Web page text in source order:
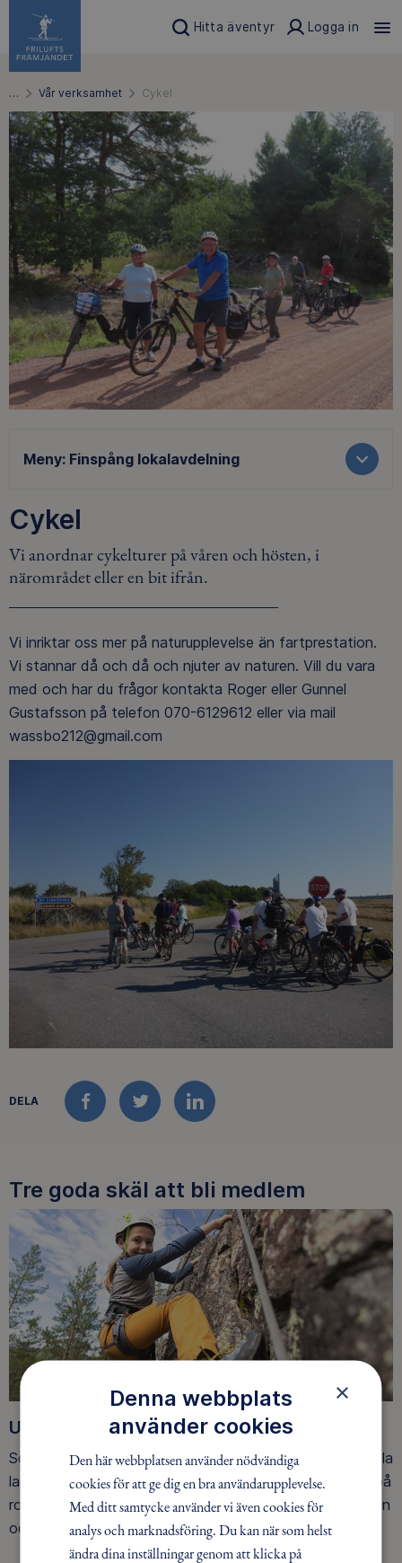
Hitta äventyr Logga in
… Vår verksamhet Cykel
Meny: Finspång lokalavdelning
Cykel
Vi anordnar cykelturer på våren och hösten, i
närområdet eller en bit ifrån.
Vi inriktar oss mer på naturupplevelse än fartprestation.
Vi stannar då och då och njuter av naturen. Vill du vara
med och har du frågor kontakta Roger eller Gunnel
Gustafsson på telefon 070-6129612 eller via mail
wassbo212@gmail.com
DELA
FACEBOOKTWITTERLINKEDIN
Tre goda skäl att bli medlem
Upptäck nya äventyr
Som medlem har du tillgång till alla våra äventyr, över hela
landet. Våra ideella ledare guidar barn, unga och vuxna på
roliga och trygga äventyr i skogen, på vattnet, snön, isen
och på fjället.
×
Denna webbplats
använder cookies
Den här webbplatsen använder nödvändiga
cookies för att ge dig en bra användarupplevelse.
Med ditt samtycke använder vi även cookies för
analys och marknadsföring. Du kan när som helst
ändra dina inställningar genom att klicka på